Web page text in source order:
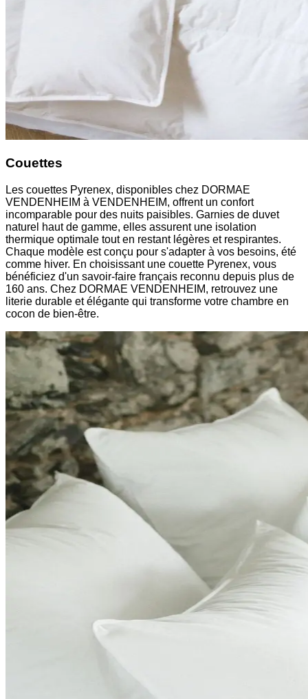
Couettes
Les couettes Pyrenex, disponibles chez DORMAE
VENDENHEIM à VENDENHEIM, offrent un confort
incomparable pour des nuits paisibles. Garnies de duvet
naturel haut de gamme, elles assurent une isolation
thermique optimale tout en restant légères et respirantes.
Chaque modèle est conçu pour s'adapter à vos besoins, été
comme hiver. En choisissant une couette Pyrenex, vous
bénéficiez d'un savoir-faire français reconnu depuis plus de
160 ans. Chez DORMAE VENDENHEIM, retrouvez une
literie durable et élégante qui transforme votre chambre en
cocon de bien-être.